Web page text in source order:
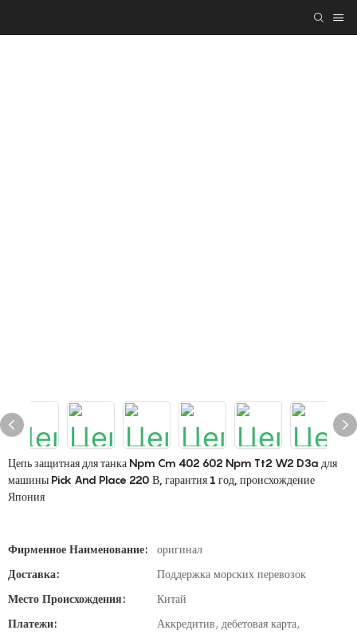
Цепь защитная для танка Npm Cm 402 602 Npm Tt2 W2 D3a для
машины Pick And Place 220 В, гарантия 1 год, происхождение
Япония
Фирменное Наименование:
оригинал
Доставка:
Поддержка морских перевозок
Место Происхождения:
Китай
Платежи:
Аккредитив, дебетовая карта,